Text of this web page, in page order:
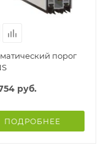
порог
руб.
ПОДРОБНЕЕ